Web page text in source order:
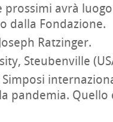
avrà
dalla Fondazione.
Ratzinger.
Steubenville
Simposi
pandemia. Quello